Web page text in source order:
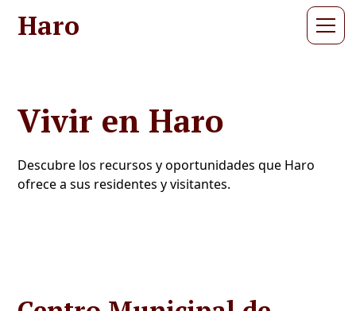
Haro
Vivir en Haro
Descubre los recursos y oportunidades que Haro
ofrece a sus residentes y visitantes.